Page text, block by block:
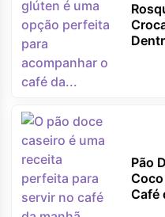
Pão
Café